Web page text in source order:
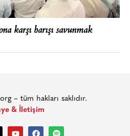
karşı barışı savunmak
– tüm hakları saklıdır.
& İletişim